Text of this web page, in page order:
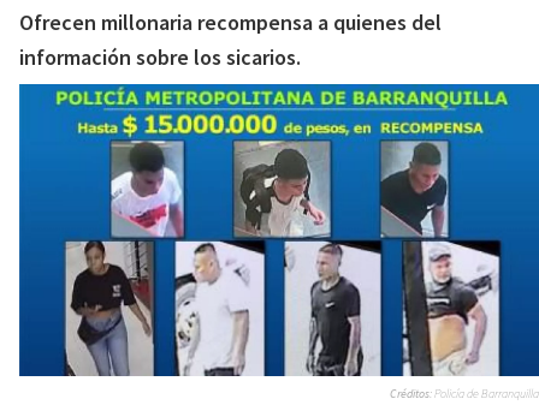
Ofrecen millonaria recompensa a quienes del
información sobre los sicarios.
Créditos:Policía de Barranquilla